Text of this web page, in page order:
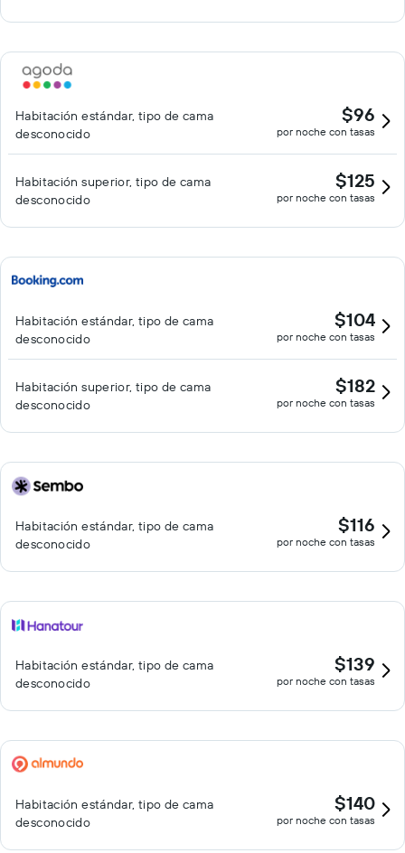
Habitación estándar, tipo de cama
desconocido
$96
por noche con tasas
Habitación superior, tipo de cama
desconocido
$125
por noche con tasas
Habitación estándar, tipo de cama
desconocido
$104
por noche con tasas
Habitación superior, tipo de cama
desconocido
$182
por noche con tasas
Habitación estándar, tipo de cama
desconocido
$116
por noche con tasas
Habitación estándar, tipo de cama
desconocido
$139
por noche con tasas
Habitación estándar, tipo de cama
desconocido
$140
por noche con tasas